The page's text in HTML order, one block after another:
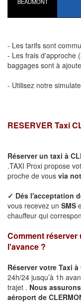
- Les tarifs sont
- Les frais d'approche
baggages sont à
- Utilisez notre
RESERVER Taxi
Réserver un taxi à
.TAXI Proxi propose
proche de vous via
✓ Dés l'acceptation
vous recevez un SMS
chauffeur qui
Comment réserver
l'avance ?
Réserver votre Taxi à
24h/24 jusqu’à 1h
trajet . Nous
aéroport de